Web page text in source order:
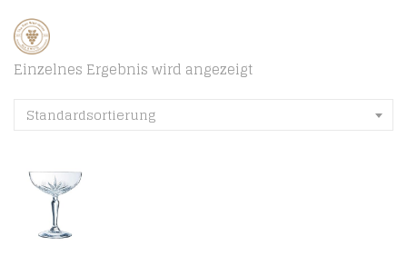
Einzelnes Ergebnis wird angezeigt
Standardsortierung